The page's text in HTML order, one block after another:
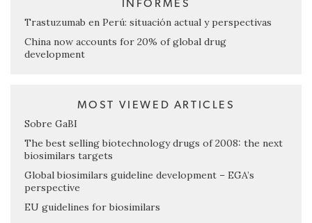
INFORMES
Trastuzumab en Perú: situación actual y perspectivas
China now accounts for 20% of global drug
development
MOST VIEWED ARTICLES
Sobre GaBI
The best selling biotechnology drugs of 2008: the next
biosimilars targets
Global biosimilars guideline development – EGA’s
perspective
EU guidelines for biosimilars